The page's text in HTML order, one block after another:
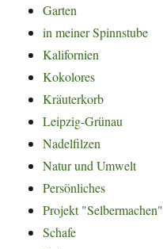
Garten
in meiner Spinnstube
Kalifornien
Kokolores
Kräuterkorb
Leipzig-Grünau
Nadelfilzen
Natur und Umwelt
Persönliches
Projekt "Selbermachen"
Schafe